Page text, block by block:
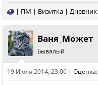
| ПМ | Визитка | Дневник
Ваня_Может
Бывалый
19 Июля 2014, 23:06 | Оценка: